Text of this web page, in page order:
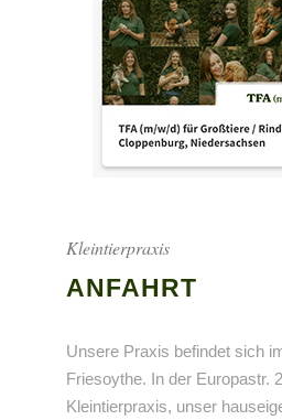
Kleintierpraxis
ANFAHRT
Unsere Praxis befindet sich
Friesoythe. In der Europastr.
Kleintierpraxis, unser